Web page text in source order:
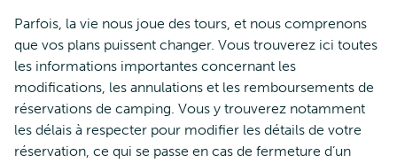
Parfois, la vie nous joue des tours, et nous comprenons
que vos plans puissent changer. Vous trouverez ici toutes
les informations importantes concernant les
modifications, les annulations et les remboursements de
réservations de camping. Vous y trouverez notamment
les délais à respecter pour modifier les détails de votre
réservation, ce qui se passe en cas de fermeture d’un